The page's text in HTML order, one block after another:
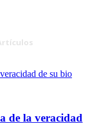
de la veracidad